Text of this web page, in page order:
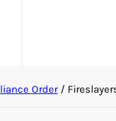
Order/